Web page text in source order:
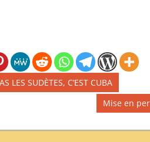
LES SUDÈTES, C’EST CUBA
Publication
suivante :
Mise en